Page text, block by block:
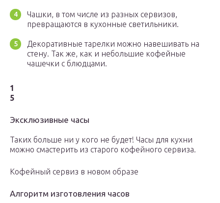
Чашки, в том числе из разных сервизов,
превращаются в кухонные светильники.
Декоративные тарелки можно навешивать на
стену. Так же, как и небольшие кофейные
чашечки с блюдцами.
1
5
Эксклюзивные часы
Таких больше ни у кого не будет! Часы для кухни
можно смастерить из старого кофейного сервиза.
Кофейный сервиз в новом образе
Алгоритм изготовления часов